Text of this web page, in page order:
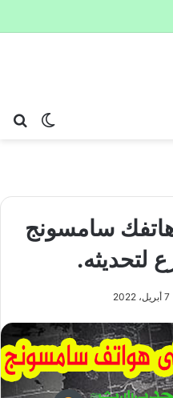
الوضع
سامسونج
لتحديثه.
7 أبريل، 2022